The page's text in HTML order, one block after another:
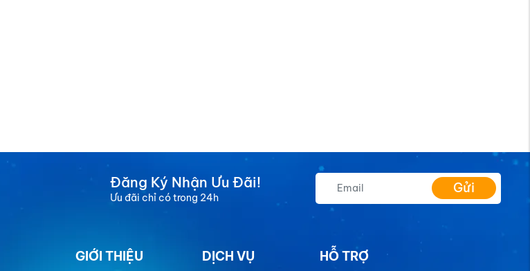
Đăng Ký Nhận Ưu Đãi!
Ưu đãi chỉ có trong 24h
Gửi
GIỚI THIỆU DỊCH VỤ HỖ TRỢ